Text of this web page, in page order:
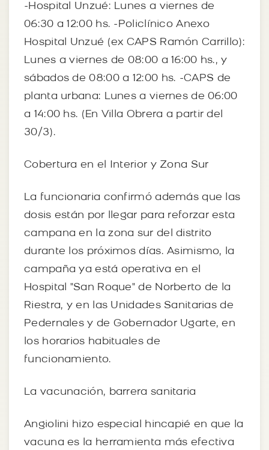
-Hospital Unzué: Lunes a viernes de
06:30 a 12:00 hs. -Policlínico Anexo
Hospital Unzué (ex CAPS Ramón Carrillo):
Lunes a viernes de 08:00 a 16:00 hs., y
sábados de 08:00 a 12:00 hs. -CAPS de
planta urbana: Lunes a viernes de 06:00
a 14:00 hs. (En Villa Obrera a partir del
30/3).
Cobertura en el Interior y Zona Sur
La funcionaria confirmó además que las
dosis están por llegar para reforzar esta
campana en la zona sur del distrito
durante los próximos días. Asimismo, la
campaña ya está operativa en el
Hospital "San Roque" de Norberto de la
Riestra, y en las Unidades Sanitarias de
Pedernales y de Gobernador Ugarte, en
los horarios habituales de
funcionamiento.
La vacunación, barrera sanitaria
Angiolini hizo especial hincapié en que la
vacuna es la herramienta más efectiva